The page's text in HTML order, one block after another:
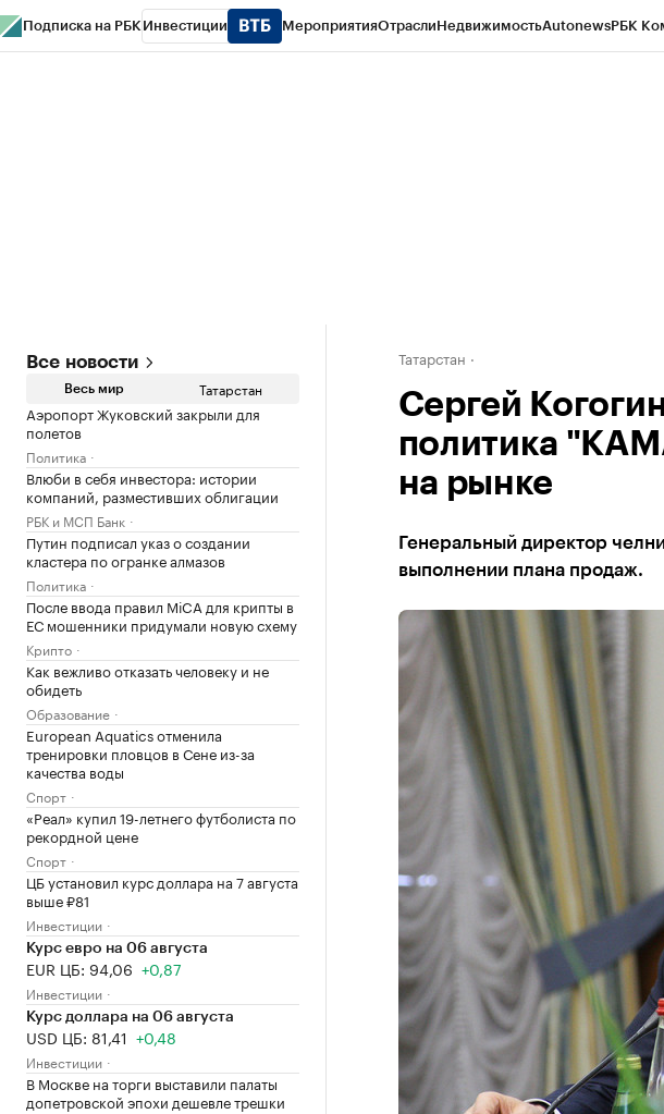
Подписка на РБК Инвестиции МероприятияОтраслиНедвижимостьAutonewsРБК
Все новости
Весь мир Татарстан
Аэропорт Жуковский закрыли для
полетов
Политика
Влюби в себя инвестора: истории
компаний, разместивших облигации
РБК и МСП Банк
Путин подписал указ о создании
кластера по огранке алмазов
Политика
После ввода правил MiCA для крипты в
ЕС мошенники придумали новую схему
Крипто
Как вежливо отказать человеку и не
обидеть
Образование
European Aquatics отменила
тренировки пловцов в Сене из-за
качества воды
Спорт
«Реал» купил 19-летнего футболиста по
рекордной цене
Спорт
ЦБ установил курс доллара на 7 августа
выше ₽81
Инвестиции
Курс евро на 06 августа
EUR ЦБ: 94,06 +0,87
Инвестиции
Курс доллара на 06 августа
USD ЦБ: 81,41 +0,48
Инвестиции
В Москве на торги выставили палаты
допетровской эпохи дешевле трешки
Татарстан
Сергей
политика
на рынке
Генеральный директор
выполнении плана продаж.